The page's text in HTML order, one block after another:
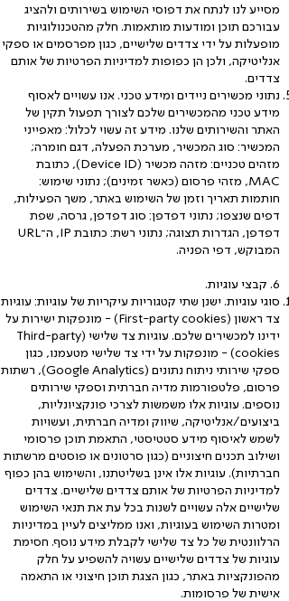
מסייע לנו לנתח את דפוסי השימוש בשירותים ולהציג
עבורכם תוכן ומודעות מותאמות. חלק מהטכנולוגיות
מופעלות על ידי צדדים שלישיים, כגון מפרסמים או ספקי
אנליטיקה, ולכן הן כפופות למדיניות הפרטיות של אותם
צדדים.
נתוני מכשירים ניידים ומידע טכני. אנו עשויים לאסוף
מידע טכני מהמכשירים שלכם לצורך תפעול תקין של
האתר והשירותים שלנו. מידע זה עשוי לכלול: מאפייני
המכשיר: סוג המכשיר, מערכת הפעלה, דגם חומרה;
מזהים טכניים: מזהה מכשיר (Device ID), כתובת
MAC, מזהי פרסום (כאשר זמינים); נתוני שימוש:
חותמות תאריך וזמן של השימוש באתר, משך הפעילות,
דפים שנצפו; נתוני דפדפן: סוג דפדפן, גרסה, שפת
דפדפן, הגדרות תצוגה; נתוני רשת: כתובת IP, ה־URL
המבוקש, דפי הפניה.
6. קבצי עוגיות.
סוגי עוגיות. ישנן שתי קטגוריות עיקריות של עוגיות: עוגיות
צד ראשון (First-party cookies) - מונפקות ישירות על
ידינו למכשירים שלכם. עוגיות צד שלישי (Third-party
cookies) - מונפקות על ידי צד שלישי מטעמנו, כגון
ספקי שירותי ניתוח נתונים (Google Analytics), רשתות
פרסום, פלטפורמות מדיה חברתית וספקי שירותים
נוספים. עוגיות אלו משמשות לצרכי פונקציונליות,
ביצועים/אנליטיקה, שיווק ומדיה חברתית, ועשויות
לשמש לאיסוף מידע סטטיסטי, התאמת תוכן פרסומי
ושילוב תכנים חיצוניים (כגון סרטונים או פוסטים מרשתות
חברתיות). עוגיות אלו אינן בשליטתנו, והשימוש בהן כפוף
למדיניות הפרטיות של אותם צדדים שלישיים. צדדים
שלישיים אלה עשויים לשנות בכל עת את תנאי השימוש
ומטרות השימוש בעוגיות, ואנו ממליצים לעיין במדיניות
הרלוונטית של כל צד שלישי לקבלת מידע נוסף. חסימת
עוגיות של צדדים שלישיים עשויה להשפיע על חלק
מהפונקציות באתר, כגון הצגת תוכן חיצוני או התאמה
אישית של פרסומות.